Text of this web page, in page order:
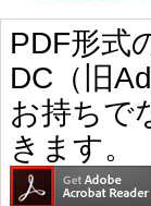
PDF形式
DC（旧
お持ちで
きます。